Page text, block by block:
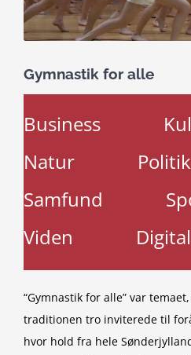
Gymnastik for alle
Business
Natur
Politik
Samfund
Viden
“Gymnastik for alle” var
traditionen tro inviterede til
hvor hold fra hele